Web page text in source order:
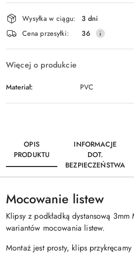
Wyślij
Dostępność
i
dostawa
Wysyłka w ciągu:
3 dni
Cena przesyłki:
36
Więcej o produkcie
Materiał: PVC
OPIS
PRODUKTU
INFORMACJE
DOT.
BEZPIECZEŃSTWA
Mocowanie listew
Klipsy z podkładką dystansową
wariantów mocowania listew.
Montaż jest prosty, klips